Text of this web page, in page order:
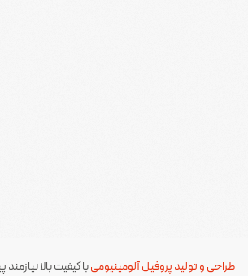
طراحی و تولید پروفیل آلومینیومیبا کیفیت بالا